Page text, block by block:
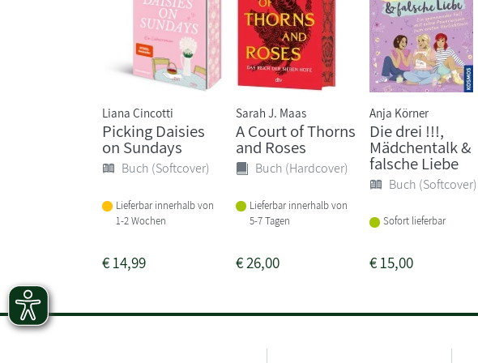
Liana Cincotti
Picking Daisies
on Sundays
Buch (Softcover)
Lieferbar innerhalb von
1-2 Wochen
€14,99
Sarah J. Maas
A Court of Thorns
and Roses
Buch (Hardcover)
Lieferbar innerhalb von
5-7 Tagen
€26,00
Anja Körner
Die drei !!!,
Mädchentalk &
falsche Liebe
Buch (Softcover)
Sofort lieferbar
€15,00